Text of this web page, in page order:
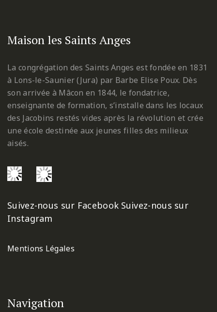
Maison les Saints Anges
La congrégation des Saints Anges est fondée en 1831
à Lons-le-Saunier (Jura) par Barbe Elise Poux. Dès
son arrivée à Mâcon en 1844, le fondatrice,
enseignante de formation, s’installe dans les locaux
des Jacobins restés vides après la révolution et crée
une école destinée aux jeunes filles des milieux
aisés.
Suivez-nous sur Facebook Suivez-nous sur
Instagram
Mentions Légales
Navigation